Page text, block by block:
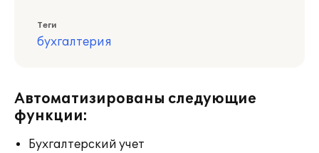
Теги
бухгалтерия
Автоматизированы следующие
функции:
Бухгалтерский учет